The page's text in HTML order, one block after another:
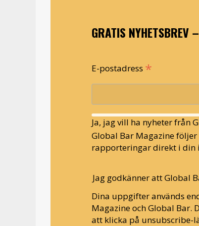
GRATIS NYHETSBREV
E-postadress *
Ja, jag vill ha nyheter från
Global Bar Magazine
rapporteringar direkt i din
Jag godkänner att Global
Dina uppgifter används
Magazine och Global Bar.
att klicka på unsubscribe-